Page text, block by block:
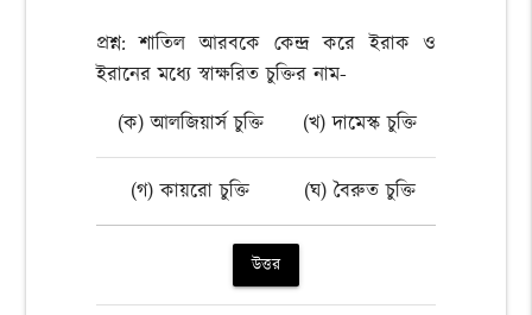
প্রশ্ন: শাতিল আরবকে কেন্দ্র করে ইরাক ও
ইরানের মধ্যে স্বাক্ষরিত চুক্তির নাম-
(ক) আলজিয়ার্স চুক্তি
(খ) দামেস্ক চুক্তি
(গ) কায়রো চুক্তি (ঘ) বৈরুত চুক্তি
উত্তর